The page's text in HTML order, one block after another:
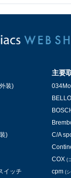
装)
)
イッチ
主要
C/A
COX (
cpm (